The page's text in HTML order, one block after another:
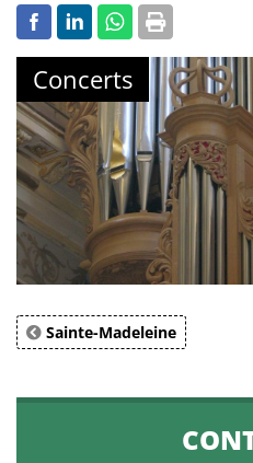
Concerts
Sainte-Madeleine